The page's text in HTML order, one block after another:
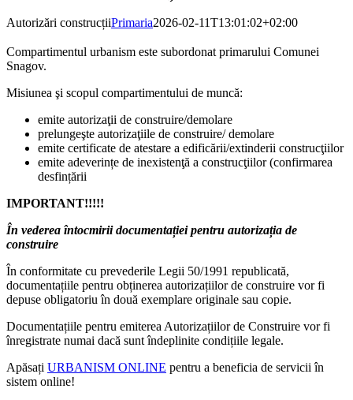
Autorizări construcțiiPrimaria2026-02-11T13:01:02+02:00
Compartimentul urbanism este subordonat primarului Comunei
Snagov.
Misiunea şi scopul compartimentului de muncă:
emite autorizaţii de construire/demolare
prelungeşte autorizaţiile de construire/ demolare
emite certificate de atestare a edificării/extinderii construcţiilor
emite adeverințe de inexistenţă a construcţiilor (confirmarea
desfințării
IMPORTANT!!!!!
În vederea întocmirii documentației pentru autorizația de
construire
În conformitate cu prevederile Legii 50/1991 republicată,
documentațiile pentru obținerea autorizațiilor de construire vor fi
depuse obligatoriu în două exemplare originale sau copie.
Documentațiile pentru emiterea Autorizațiilor de Construire vor fi
înregistrate numai dacă sunt îndeplinite condițiile legale.
Apăsați URBANISM ONLINE pentru a beneficia de servicii în
sistem online!